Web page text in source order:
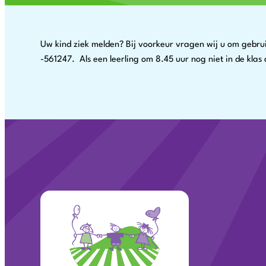
Uw kind ziek melden? Bij voorkeur vragen wij u om
-561247. Als een leerling om 8.45 uur nog niet in de